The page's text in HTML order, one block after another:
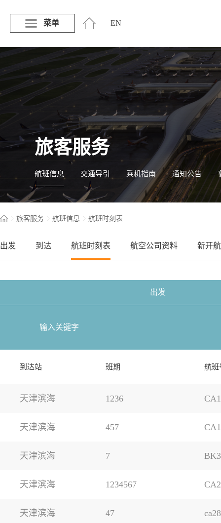
菜单 EN
旅客服务
航班信息 交通导引 乘机指南 通知公告
旅客服务 航班信息 航班时刻表
出发 到达 航班时刻表 航空公司资料 新开
出发
到达站 班期 航班
天津滨海 1236
天津滨海 457
天津滨海 7
天津滨海 1234567
天津滨海 47